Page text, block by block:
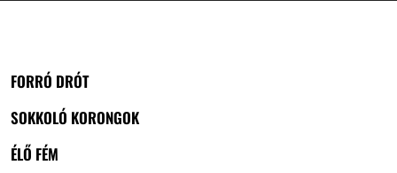
FORRÓ DRÓT
SOKKOLÓ KORONGOK
ÉLŐ FÉM